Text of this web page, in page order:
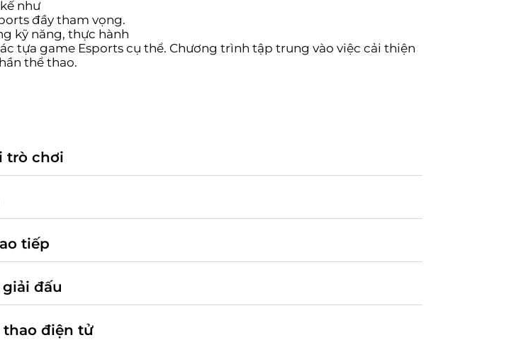
như
đầy tham vọng.
kỹ năng, thực hành
tựa game Esports cụ thể. Chương trình tập trung vào việc cải thiện
thể thao.
trò chơi
tiếp
đấu
thao điện tử